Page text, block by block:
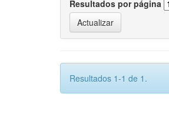
Resultados por página
Resultados 1-1 de 1.